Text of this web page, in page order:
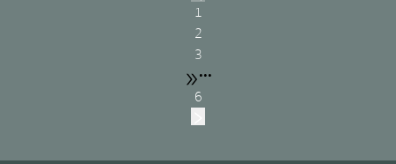
1
2
3
•••
6